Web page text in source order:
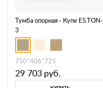
Тумба опорная - Купе ES.TON-
3
750*406*725
29 703 руб.